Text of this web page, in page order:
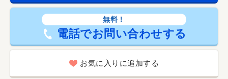
無料！
電話でお問い合わせする
お気に入りに追加する